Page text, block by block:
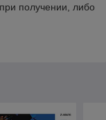
получении, либо